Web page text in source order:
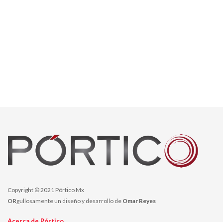
Copyright © 2021 Pórtico Mx
ORgullosamente un diseño y desarrollo de Omar Reyes